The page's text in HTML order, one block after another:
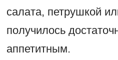
салата, петрушкой
получилось
аппетитным.